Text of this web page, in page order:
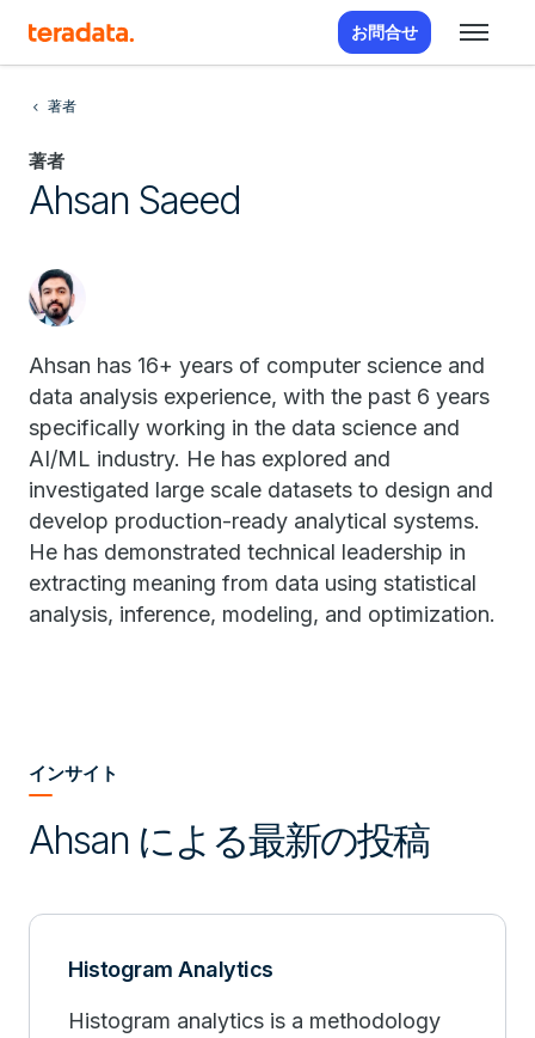
お問合せ
著者
著者
Ahsan Saeed
Ahsan has 16+ years of computer science and
data analysis experience, with the past 6 years
specifically working in the data science and
AI/ML industry. He has explored and
investigated large scale datasets to design and
develop production-ready analytical systems.
He has demonstrated technical leadership in
extracting meaning from data using statistical
analysis, inference, modeling, and optimization.
インサイト
Ahsan による最新の投稿
Histogram Analytics
Histogram analytics is a methodology